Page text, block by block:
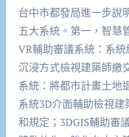
台中市都發局進一步說
五大系統。第一，智慧
VR輔助審議系統：系
沉浸方式檢視建築師繳
系統：將都市計畫土地
系統3D介面輔助檢視
和規定；3DGIS輔助審